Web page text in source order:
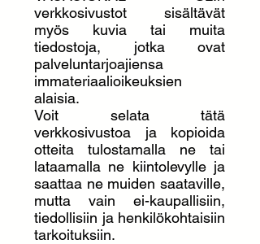
verkkosivustot sisältävät
myös kuvia tai muita
tiedostoja, jotka ovat
palveluntarjoajiensa
immateriaalioikeuksien
alaisia.
Voit selata tätä
verkkosivustoa ja kopioida
otteita tulostamalla ne tai
lataamalla ne kiintolevylle ja
saattaa ne muiden saataville,
mutta vain ei-kaupallisiin,
tiedollisiin ja henkilökohtaisiin
tarkoituksiin.